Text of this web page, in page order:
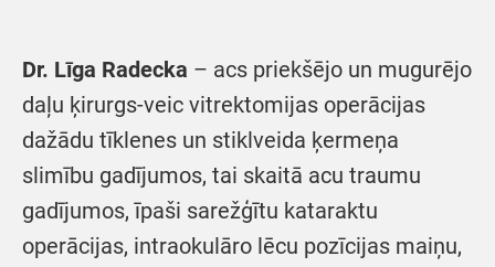
Dr. Līga Radecka – acs priekšējo un mugurējo
daļu ķirurgs-veic vitrektomijas operācijas
dažādu tīklenes un stiklveida ķermeņa
slimību gadījumos, tai skaitā acu traumu
gadījumos, īpaši sarežģītu kataraktu
operācijas, intraokulāro lēcu pozīcijas maiņu,